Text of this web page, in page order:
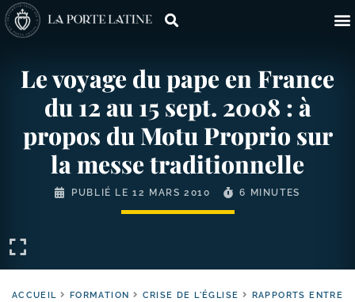
Le voyage du pape en France
du 12 au 15 sept. 2008 : à
propos du Motu Proprio sur
la messe traditionnelle
PUBLIÉ LE12 MARS 2010 6 MINUTES
ACCUEIL FORMATION CRISE DE L'ÉGLISE
RAPPORTS ENTRE